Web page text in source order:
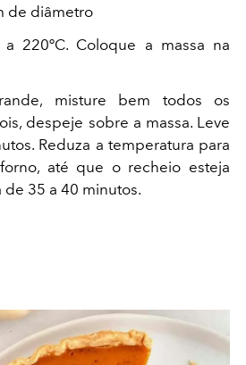
de diâmetro
220ºC. Coloque a massa na
misture bem todos os
despeje sobre a massa. Leve
Reduza a temperatura para
até que o recheio esteja
35 a 40 minutos.